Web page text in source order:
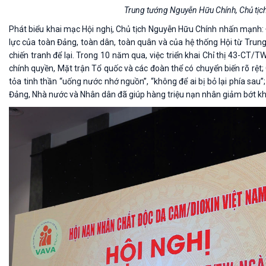
Trung tướng Nguyễn Hữu Chính, Chủ
Phát biểu khai mạc Hội nghị, Chủ tịch Nguyễn Hữu Chính nhấn mạnh:
lực của toàn Đảng, toàn dân, toàn quân và của hệ thống Hội từ
chiến tranh để lại. Trong 10 năm qua, việc triển khai Chỉ thị 43-CT/
chính quyền, Mặt trận Tổ quốc và các đoàn thể có chuyển biến rõ
tỏa tinh thần “uống nước nhớ nguồn”, “không để ai bị bỏ lại phía
Đảng, Nhà nước và Nhân dân đã giúp hàng triệu nạn nhân giảm bớt